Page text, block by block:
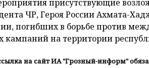
присутствующие
ЧР, Героя России Ахмата-
погибших в борьбе против
кампаний на территории
на сайт ИА "Грозный-информ"